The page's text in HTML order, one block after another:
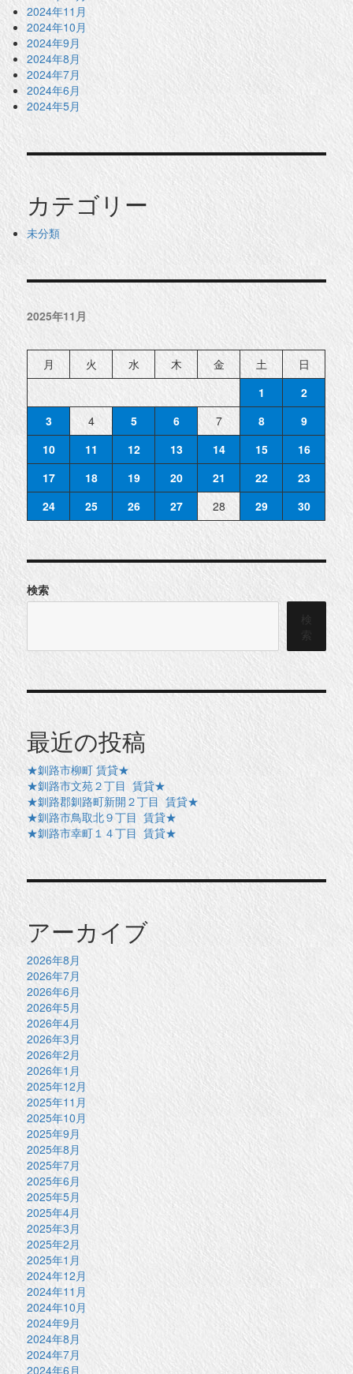
2024年11月
2024年10月
2024年9月
2024年8月
2024年7月
2024年6月
2024年5月
カテゴリー
未分類
2025年11月
月 火 水 木 金 土
日
1
2
3
4 5 6 7 8
9
10
11 12 13 14 15
16
17
18 19 20 21 22
23
24
25 26 27 28 29 30
検索
検
索
最近の投稿
★釧路市柳町 賃貸★
★釧路市文苑２丁目 賃貸★
★釧路郡釧路町新開２丁目 賃貸★
★釧路市鳥取北９丁目 賃貸★
★釧路市幸町１４丁目 賃貸★
アーカイブ
2026年8月
2026年7月
2026年6月
2026年5月
2026年4月
2026年3月
2026年2月
2026年1月
2025年12月
2025年11月
2025年10月
2025年9月
2025年8月
2025年7月
2025年6月
2025年5月
2025年4月
2025年3月
2025年2月
2025年1月
2024年12月
2024年11月
2024年10月
2024年9月
2024年8月
2024年7月
2024年6月